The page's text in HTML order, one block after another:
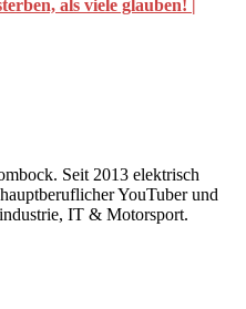
als viele glauben! |
Seit 2013 elektrisch
YouTuber und
IT & Motorsport.